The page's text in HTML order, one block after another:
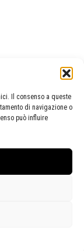
Il consenso a queste
di navigazione o
può influire
Galleria)